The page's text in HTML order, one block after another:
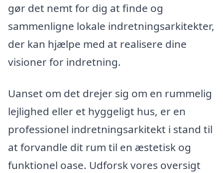
gør det nemt for dig at finde og
sammenligne lokale indretningsarkitekter,
der kan hjælpe med at realisere dine
visioner for indretning.
Uanset om det drejer sig om en rummelig
lejlighed eller et hyggeligt hus, er en
professionel indretningsarkitekt i stand til
at forvandle dit rum til en æstetisk og
funktionel oase. Udforsk vores oversigt